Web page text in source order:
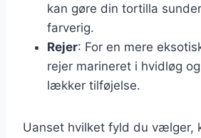
kan gøre din tortilla
farverig.
Rejer: For en mere
rejer marineret i hvidløg
lækker tilføjelse.
Uanset hvilket fyld du vælger,